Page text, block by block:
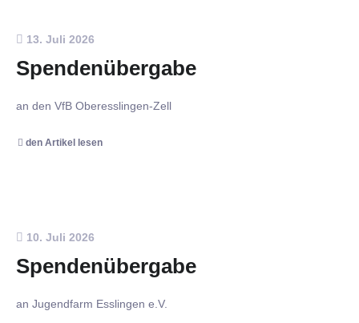
13. Juli 2026
Spendenübergabe
an den VfB Oberesslingen-Zell
den Artikel lesen
10. Juli 2026
Spendenübergabe
an Jugendfarm Esslingen e.V.